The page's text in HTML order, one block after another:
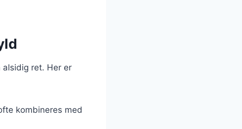
ret. Her er
kombineres med